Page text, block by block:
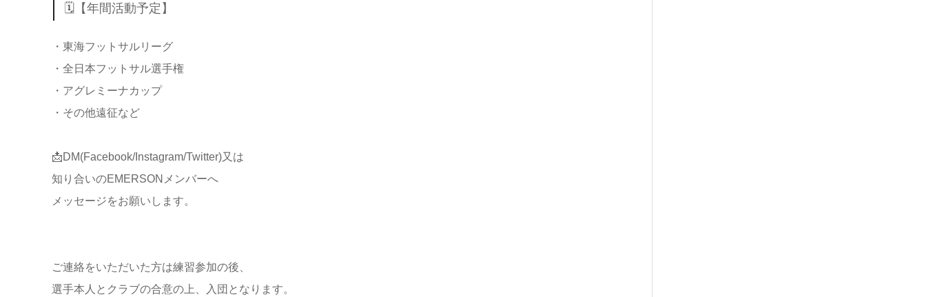
🗓【年間活動予定】
・東海フットサルリーグ
・全日本フットサル選手権
・アグレミーナカップ
・その他遠征など
📩DM(Facebook/Instagram/Twitter)又は
知り合いのEMERSONメンバーへ
メッセージをお願いします。
ご連絡をいただいた方は練習参加の後、
選手本人とクラブの合意の上、入団となります。